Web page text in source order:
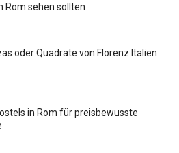
Rom sehen sollten
oder Quadrate von Florenz Italien
in Rom für preisbewusste